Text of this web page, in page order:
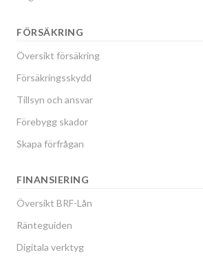
FÖRSÄKRING
Översikt försäkring
Försäkringsskydd
Tillsyn och ansvar
Förebygg skador
Skapa förfrågan
FINANSIERING
Översikt BRF-Lån
Ränteguiden
Digitala verktyg